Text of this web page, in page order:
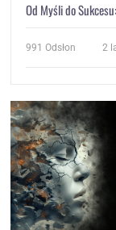
Od Myśli do
991 Odsłon 2